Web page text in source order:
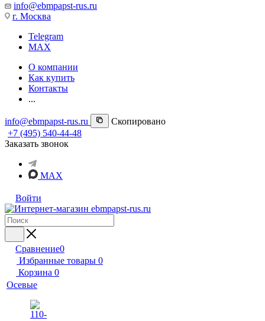
info@ebmpapst-rus.ru
г. Москва
Telegram
MAX
О компании
Как купить
Контакты
...
info@ebmpapst-rus.ru
Скопировано
+7 (495) 540-44-48
Заказать звонок
MAX
Войти
Сравнение0
Избранные товары 0
Корзина 0
Осевые